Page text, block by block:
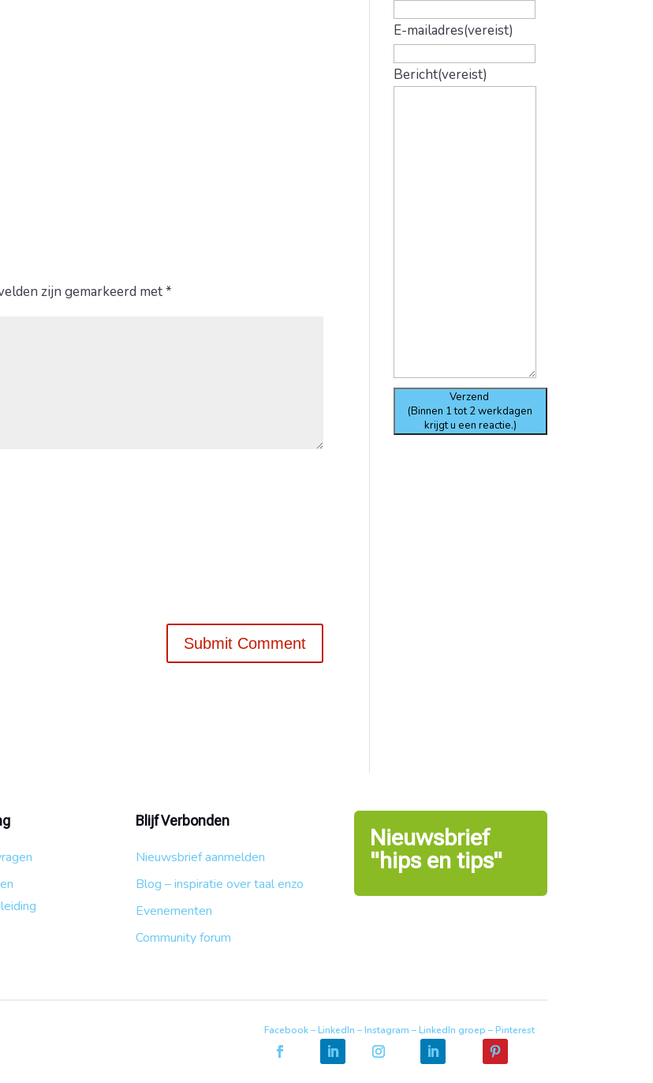
zijn gemarkeerd met*
E-mailadres(vereist)
Bericht(vereist)
Verzend
(Binnen 1 tot 2 werkdagen
krijgt u een reactie.)
Blijf Verbonden
Nieuwsbrief aanmelden
Blog – inspiratie over taal enzo
Evenementen
Community forum
Nieuwsbrief
"hips en tips"
Facebook – LinkedIn – Instagram – LinkedIn groep – Pinterest